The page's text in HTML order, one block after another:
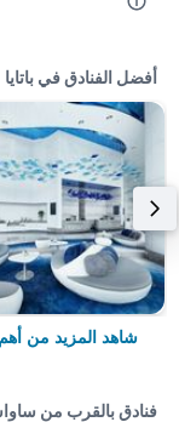
أفضل الفنادق في باتايا
شاهد المزيد من أهم
فنادق بالقرب من